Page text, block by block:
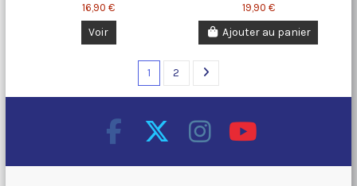
16,90 €
Voir
19,90 €
Ajouter au panier
1 2